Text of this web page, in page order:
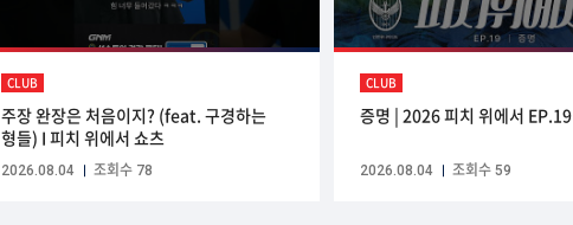
CLUB
주장 완장은 처음이지? (feat. 구경하는
형들) I 피치 위에서 쇼츠
2026.08.04 조회수 78
CLUB
증명 | 2026 피치 위에서 EP.19
2026.08.04 조회수 59